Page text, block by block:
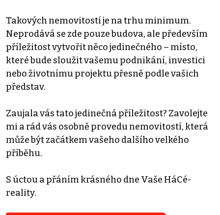
Takových nemovitostí je na trhu minimum.
Neprodává se zde pouze budova, ale především
příležitost vytvořit něco jedinečného – místo,
které bude sloužit vašemu podnikání, investici
nebo životnímu projektu přesně podle vašich
představ.
Zaujala vás tato jedinečná příležitost? Zavolejte
mi a rád vás osobně provedu nemovitostí, která
může být začátkem vašeho dalšího velkého
příběhu.
S úctou a přáním krásného dne Vaše HáCé-
reality.